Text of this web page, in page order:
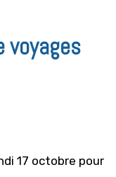
voyages
17 octobre pour